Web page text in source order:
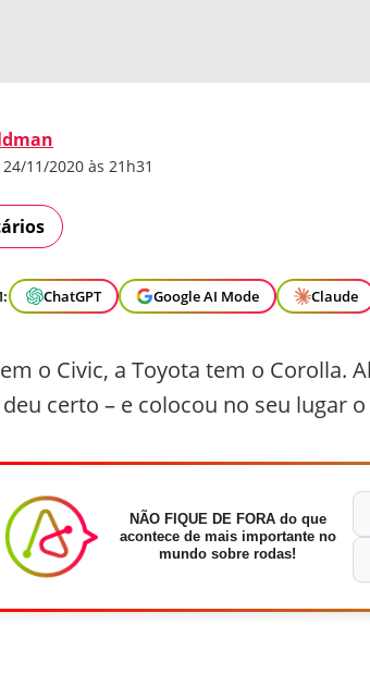
11/2020 às 21h31
ChatGPT Google AI Mode Claude
o Civic, a Toyota tem o Corolla.
certo – e colocou no seu lugar
NÃO FIQUE DE FORA do que
acontece de mais importante no
mundo sobre rodas!